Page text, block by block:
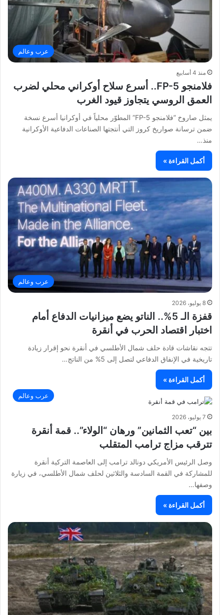
عرب وعالم
منذ 4 أسابيع
فلامنجو FP-5.. أسرع سلاح أوكراني محلي لضرب
العمق الروسي يتجاوز قيود الغرب
يمثل صاروخ “فلامنجو FP-5” المطوّر محلياً في أوكرانيا أسرع نسخة
ضمن ترسانة صواريخ كروز التي أنتجتها الصناعات الدفاعية الأوكرانية
منذ…
أكمل القراءة »
عرب وعالم
8 يوليو، 2026
قفزة الـ 5%.. الناتو يضع ميزانيات الدفاع أمام
اختبار اقتصاد الحرب في أنقرة
تتجه نقاشات قادة حلف شمال الأطلسي في أنقرة نحو إقرار زيادة
تاريخية في الإنفاق الدفاعي لتصل إلى 5% من الناتج…
أكمل القراءة »
عرب وعالم
7 يوليو، 2026
بين “تعب الثمانين” ورهان “الولاء”.. قمة أنقرة
تترقب مزاج ترامب المتقلب
وصل الرئيس الأمريكي دونالد ترامب إلى العاصمة التركية أنقرة
للمشاركة في القمة السادسة والثلاثين لحلف شمال الأطلسي، في زيارة
وصفها…
أكمل القراءة »